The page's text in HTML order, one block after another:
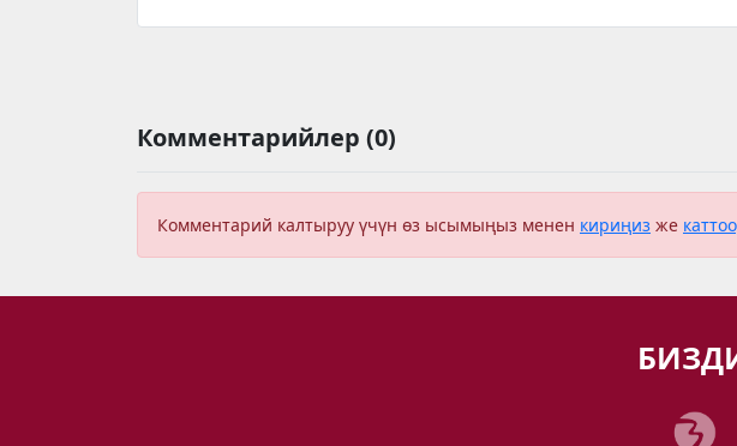
Комментарийлер (0)
Комментарий калтыруу үчүн өз ысымыңыз менен кириңиз же